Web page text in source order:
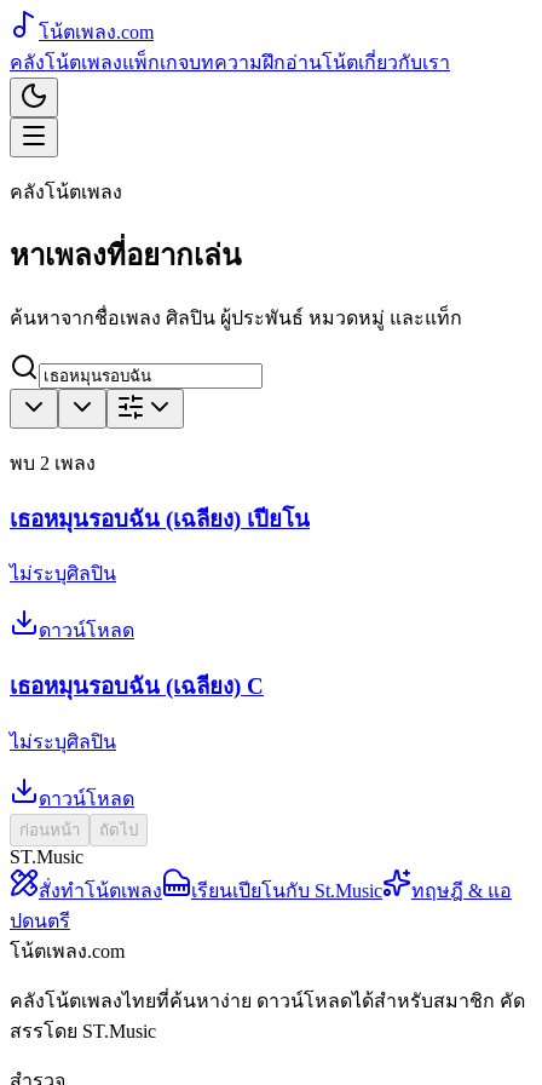
โน้ตเพลง.com
คลังโน้ตเพลงแพ็กเกจบทความฝึกอ่านโน้ตเกี่ยวกับเรา
คลังโน้ตเพลง
หาเพลงที่อยากเล่น
ค้นหาจากชื่อเพลง ศิลปิน ผู้ประพันธ์ หมวดหมู่ และแท็ก
พบ 2 เพลง
เธอหมุนรอบฉัน (เฉลียง) เปียโน
ไม่ระบุศิลปิน
ดาวน์โหลด
เธอหมุนรอบฉัน (เฉลียง) C
ไม่ระบุศิลปิน
ดาวน์โหลด
ก่อนหน้า ถัดไป
ST.Music
สั่งทำโน้ตเพลง
เรียนเปียโนกับ St.Music
ทฤษฎี & แอ
ปดนตรี
โน้ตเพลง.com
คลังโน้ตเพลงไทยที่ค้นหาง่าย ดาวน์โหลดได้สำหรับสมาชิก คัด
สรรโดย ST.Music
สำรวจ